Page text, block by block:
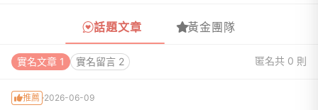
話題文章 黃金團隊
實名文章 1 實名留言 2 匿名共 0 則
推薦 2026-06-09